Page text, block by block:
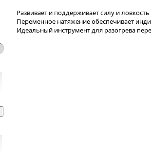
Развивает и поддерживает силу и
Переменное натяжение обеспечивает
Идеальный инструмент для разогрева